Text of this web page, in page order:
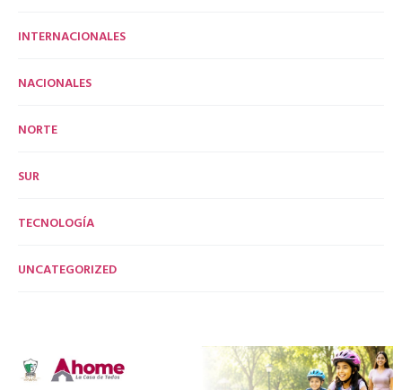
INTERNACIONALES
NACIONALES
NORTE
SUR
TECNOLOGÍA
UNCATEGORIZED